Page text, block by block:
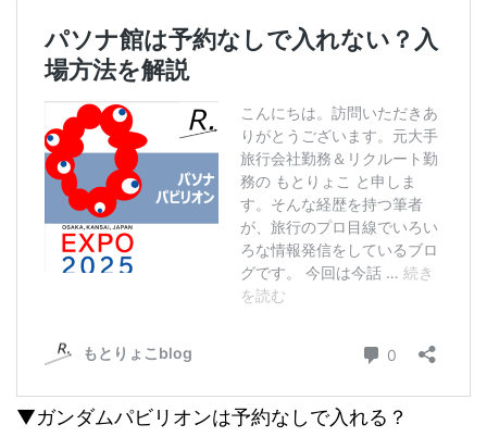
▼ガンダムパビリオンは予約なしで入れる？